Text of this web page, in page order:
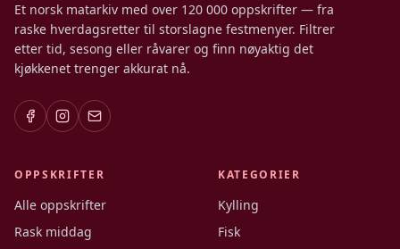
Et norsk matarkiv med over 120 000 oppskrifter — fra
raske hverdagsretter til storslagne festmenyer. Filtrer
etter tid, sesong eller råvarer og finn nøyaktig det
kjøkkenet trenger akkurat nå.
OPPSKRIFTER
Alle oppskrifter
Rask middag
KATEGORIER
Kylling
Fisk